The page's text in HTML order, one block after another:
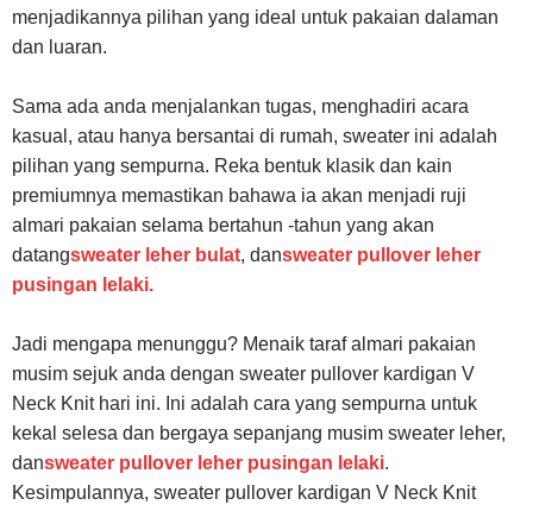
menjadikannya pilihan yang ideal untuk pakaian dalaman
dan luaran.
Sama ada anda menjalankan tugas, menghadiri acara
kasual, atau hanya bersantai di rumah, sweater ini adalah
pilihan yang sempurna. Reka bentuk klasik dan kain
premiumnya memastikan bahawa ia akan menjadi ruji
almari pakaian selama bertahun -tahun yang akan
datangsweater leher bulat, dansweater pullover leher
pusingan lelaki.
Jadi mengapa menunggu? Menaik taraf almari pakaian
musim sejuk anda dengan sweater pullover kardigan V
Neck Knit hari ini. Ini adalah cara yang sempurna untuk
kekal selesa dan bergaya sepanjang musim sweater leher,
dansweater pullover leher pusingan lelaki.
Kesimpulannya, sweater pullover kardigan V Neck Knit